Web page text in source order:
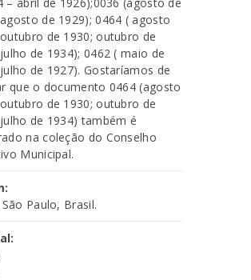
de 1929); 0464 ( agosto
de 1930; outubro de
de 1934); 0462 ( maio de
de 1927). Gostaríamos de
que o documento 0464 (agosto
de 1930; outubro de
de 1934) também é
na coleção do Conselho
Municipal.
São Paulo, Brasil.